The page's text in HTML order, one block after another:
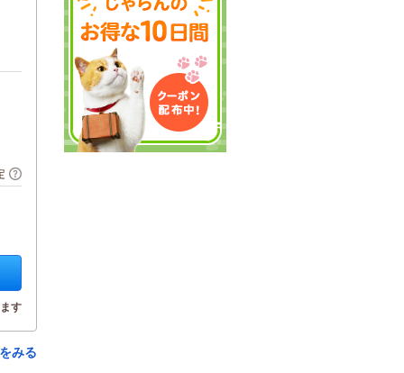
す
みる